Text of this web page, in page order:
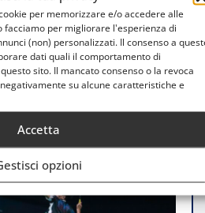
per memorizzare e/o accedere alle
facciamo per migliorare l'esperienza di
(non) personalizzati. Il consenso a
dati quali il comportamento di
sito. Il mancato consenso o la revoca
su alcune caratteristiche e
Accetta
opzioni
campione d’Italia: trionfo
Milano va ko